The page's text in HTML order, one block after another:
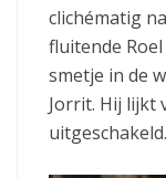
clichématig
fluitende
smetje in de
Jorrit. Hij lijkt
uitgeschakeld.